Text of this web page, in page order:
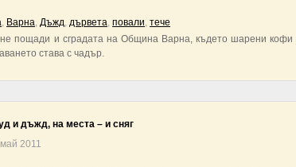
, Варна, Дъжд, дървета, повали, тече
пощади и сградата на Община Варна, където шарени кофи
става с чадър.
и дъжд, на места – и сняг
2011